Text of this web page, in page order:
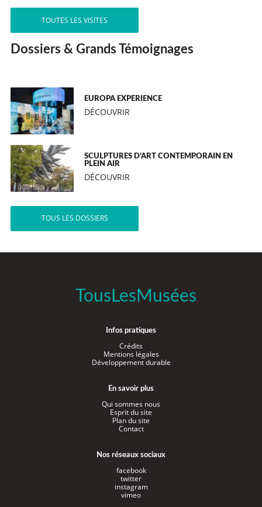
TOUTES LES VISITES
Dossiers & Grands Témoignages
EUROPA EXPERIENCE
DÉCOUVRIR
SCULPTURES D’ART CONTEMPORAIN EN
PLEIN AIR
DÉCOUVRIR
TOUS LES DOSSIERS
TousLesMusées
Infos pratiques
Crédits
Mentions légales
Développement durable
En savoir plus
Qui sommes nous
Esprit du site
Plan du site
Contact
Nos réseaux sociaux
facebook
twitter
instagram
vimeo